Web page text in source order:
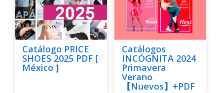
Catálogo PRICE
SHOES 2025 PDF [
México ]
Catálogos
INCÓGNITA 2024
Primavera
Verano
【Nuevos】+PDF